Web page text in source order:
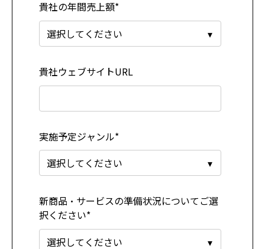
貴社の年間売上額*
貴社ウェブサイトURL
実施予定ジャンル*
新商品・サービスの準備状況についてご選
択ください*